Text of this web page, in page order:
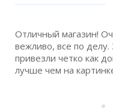
Отличный магазин!
вежливо, все по
привезли четко как
лучше чем на